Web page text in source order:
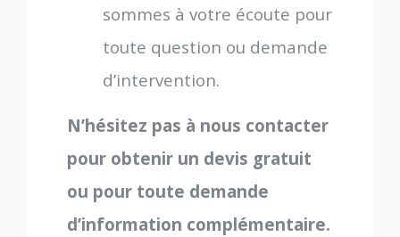
sommes à votre écoute pour
toute question ou demande
d’intervention.
N’hésitez pas à nous contacter
pour obtenir un devis gratuit
ou pour toute demande
d’information complémentaire.